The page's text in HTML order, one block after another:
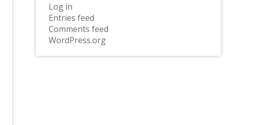
Log in
Entries feed
Comments feed
WordPress.org